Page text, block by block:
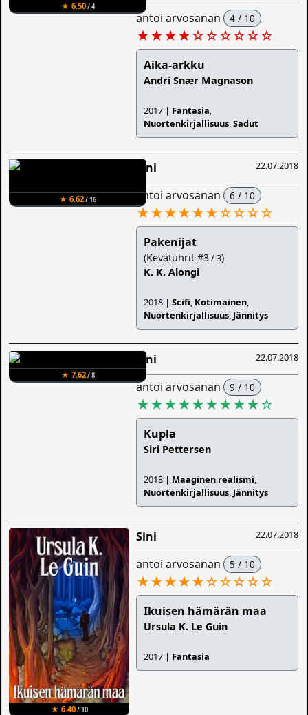
★ 6.50/ 4
antoi arvosanan 4 / 10
★★★★☆☆☆☆☆☆
Aika-arkku
Andri Snær Magnason
2017 | Fantasia,
Nuortenkirjallisuus,Sadut
★ 6.62/ 16
22.07.2018
Sini
antoi arvosanan 6 / 10
★★★★★★☆☆☆☆
Pakenijat
(Kevätuhrit #3/ 3)
K. K. Alongi
2018 |Scifi, Kotimainen,
Nuortenkirjallisuus, Jännitys
★ 7.62/ 8
22.07.2018
Sini
antoi arvosanan 9 / 10
★★★★★★★★★☆
Kupla
Siri Pettersen
2018 | Maaginen realismi,
Nuortenkirjallisuus, Jännitys
★ 6.40/ 10
22.07.2018
Sini
antoi arvosanan 5 / 10
★★★★★☆☆☆☆☆
Ikuisen hämärän maa
Ursula K. Le Guin
2017 | Fantasia